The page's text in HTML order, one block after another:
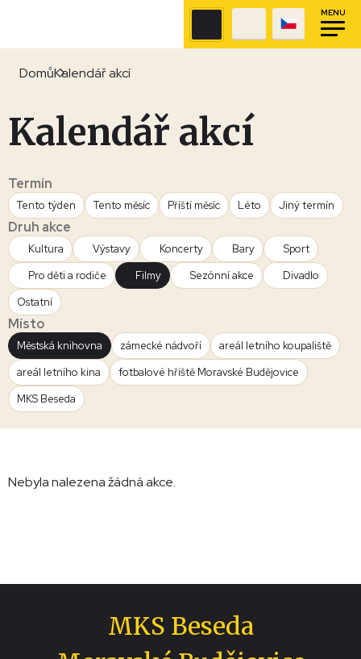
MENU
DomůKalendář akcí
Kalendář akcí
Termín
Tento týden Tento měsíc Příští měsíc Léto Jiný termín
Druh akce
Kultura Výstavy Koncerty Bary
Sport
Pro děti a rodiče
Filmy Sezónní akce
Divadlo
Ostatní
Místo
Městská knihovna zámecké nádvoří
areál letního koupaliště
areál letního kina
fotbalové hřiště Moravské Budějovice
MKS Beseda
Nebyla nalezena žádná akce.
MKS Beseda